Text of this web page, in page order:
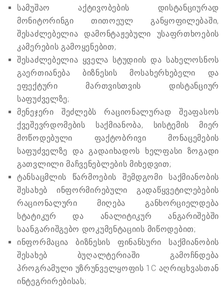
სამუშაო აქტივობების დისტანციურად
მონიტორინგი თითოეულ განყოფილებაში,
შესაძლებელია დამონტაჟებული უსაფრთხოების
კამერების გამოყენებით;
შესაძლებელია ყველა სტუდიის და სახელოსნოს
გაერთიანება ბიზნესის მოსახერხებელი და
ეფექტური მართვისთვის დისტანციურ
საფუძველზე;
მენეჯერი შეძლებს რაციონალურად შეაფასოს
ქვეშევრდომების საქმიანობა, სისტემის მიერ
მოწოდებული ფაქტობრივი მონაცემების
საფუძველზე და გადაიხადოს ხელფასი ზოგადი
გათვლილი მაჩვენებლების მიხედვით;
ტანსაცმლის წარმოების შემდგომი საქმიანობის
შესახებ ინფორმირებული გადაწყვეტილებების
რაციონალური მიღება განხორციელდება
სტატიკურ და ანალიტიკურ ანგარიშებში
საანგარიშგებო დოკუმენტაციის მიწოდებით;
ინფორმაცია ბიზნესის ფინანსური საქმიანობის
შესახებ ბუღალტერიაში გამოჩნდება
პროგრამული უზრუნველყოფის 1C აღრიცხვასთან
ინტეგრირებისას;